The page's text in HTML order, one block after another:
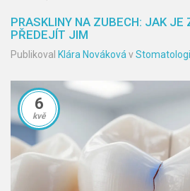
PRASKLINY NA ZUBECH: JAK JE
PŘEDEJÍT JIM
Publikoval Klára Nováková v
6
kvě